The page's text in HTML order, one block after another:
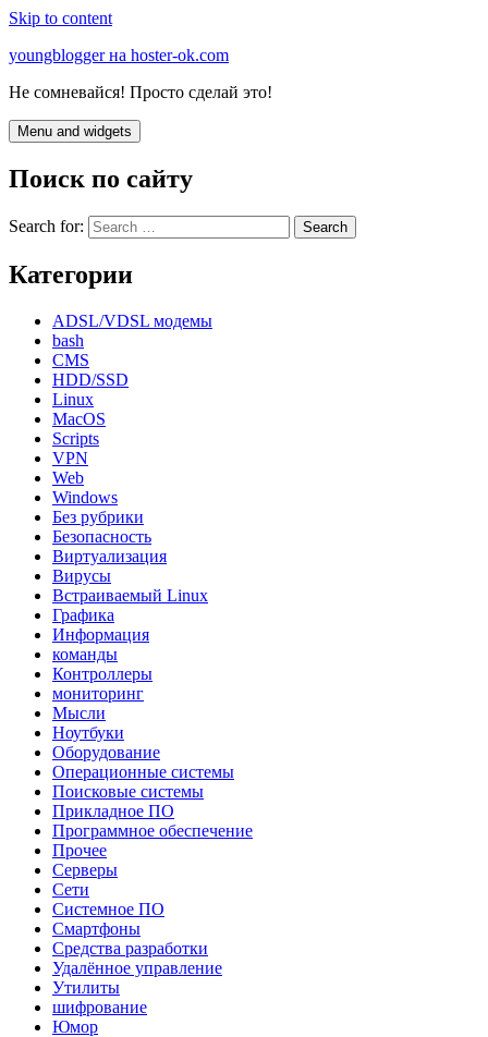
Skip to content
youngblogger на hoster-ok.com
Не сомневайся! Просто сделай это!
Menu and widgets
Поиск по сайту
Search for:
Категории
ADSL/VDSL модемы
bash
CMS
HDD/SSD
Linux
MacOS
Scripts
VPN
Web
Windows
Без рубрики
Безопасность
Виртуализация
Вирусы
Встраиваемый Linux
Графика
Информация
команды
Контроллеры
мониторинг
Мысли
Ноутбуки
Оборудование
Операционные системы
Поисковые системы
Прикладное ПО
Программное обеспечение
Прочее
Серверы
Сети
Системное ПО
Смартфоны
Средства разработки
Удалённое управление
Утилиты
шифрование
Юмор